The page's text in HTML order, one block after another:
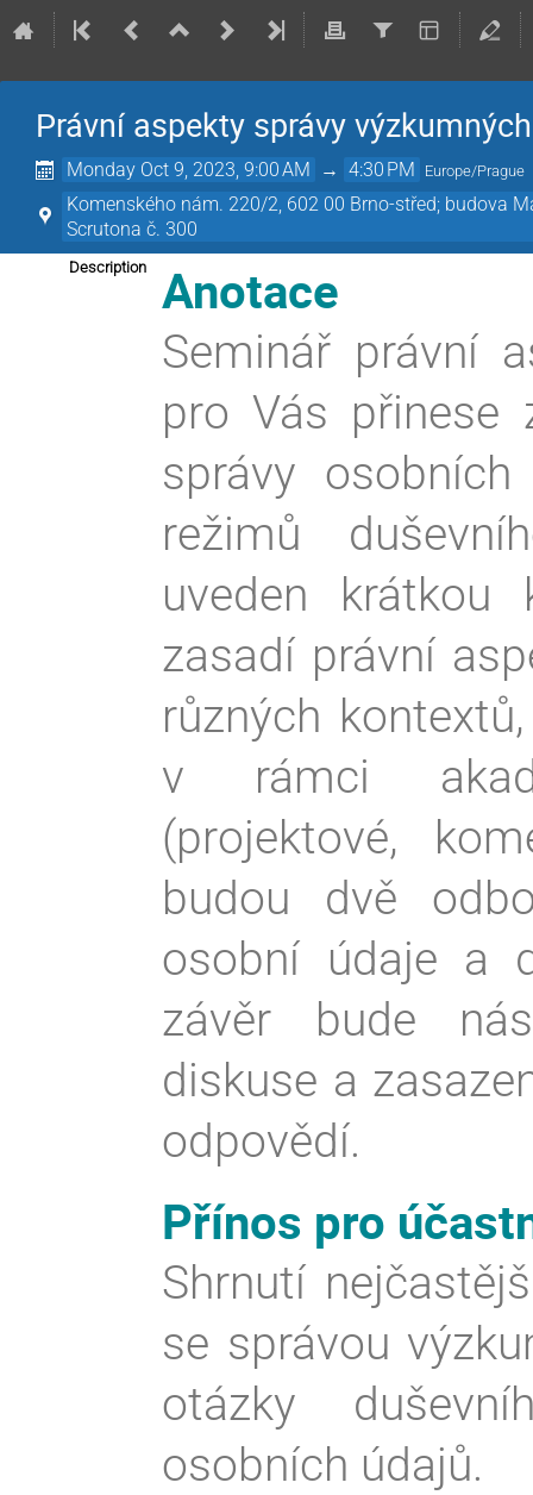
Právní aspekty správy
Monday Oct 9, 2023, 9:00 AM → 4:30 PM Europe/Prague
Komenského nám. 220/2, 602 00 Brno-střed; budova
Scrutona č. 300
Description Anotace
Seminář právní
pro Vás přinese
správy
režimů
uveden krátkou
zasadí právní
různých
v rámci
(projektové,
budou dvě
osobní údaje a
závěr bude
diskuse a
odpovědí.
Přínos pro
Shrnutí
se správou
otázky
osobních údajů.